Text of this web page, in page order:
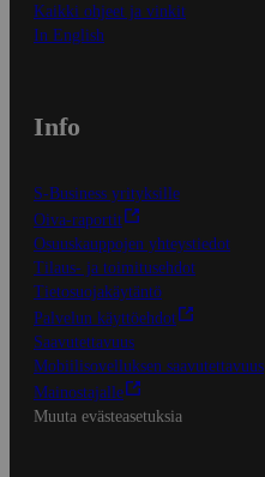
Kaikki ohjeet ja vinkit
In English
Info
S-Business yrityksille
Oiva-raportit
Osuuskauppojen yhteystiedot
Tilaus- ja toimitusehdot
Tietosuojakäytäntö
Palvelun käyttöehdot
Saavutettavuus
Mobiilisovelluksen saavutettavuus
Mainostajalle
Muuta evästeasetuksia